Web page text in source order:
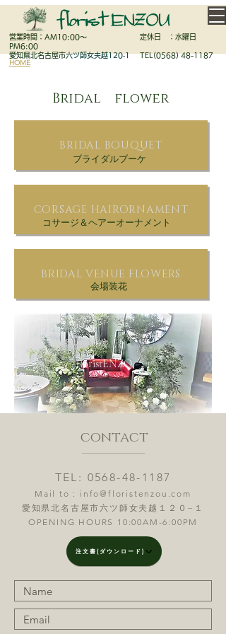
営業時間：AM10:00～
PM6:00
定休日 ：水曜日
愛知県北名古屋市六ツ師女夫越120‐1 TEL(0568) 48-1187
HOME NETSHOP
​Bridal flower
BRIDAL BOUQUET
ブライダルブーケ
CORSAGE HAIRORNAMENT
コサージ＆ヘアーオーナメント
BRIDAL VENUE FLOWERS
会場装花
floristENZO
U
contact
TEL: 0568-48-1187
Mail to : info@floristenzou.com
愛知県北名古屋市六ツ師女夫越１２０−１
OPENING HOURS 10:00AM-6:00PM
注文書(ダウンロード)